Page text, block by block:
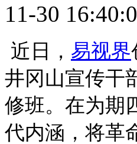
11-30
近日， 易视界
井冈山宣传干
修班。在为期
代内涵，将革